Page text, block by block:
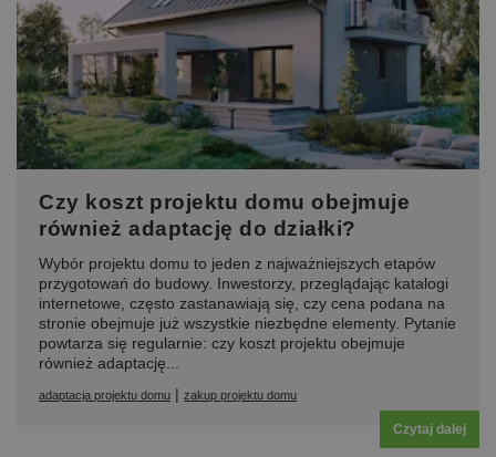
Czy koszt projektu domu obejmuje
również adaptację do działki?
Wybór projektu domu to jeden z najważniejszych etapów
przygotowań do budowy. Inwestorzy, przeglądając katalogi
internetowe, często zastanawiają się, czy cena podana na
stronie obejmuje już wszystkie niezbędne elementy. Pytanie
powtarza się regularnie: czy koszt projektu obejmuje
również adaptację...
adaptacja projektu domu | zakup projektu domu
Czytaj dalej